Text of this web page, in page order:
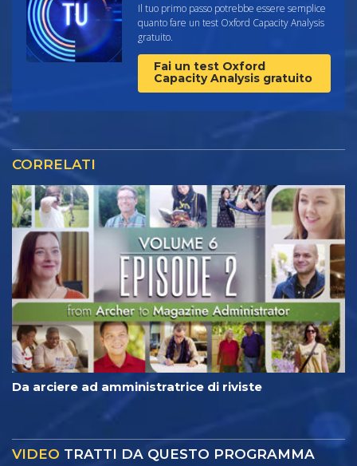
Il tuo primo passo potrebbe essere semplice
quanto fare un test Oxford Capacity Analysis
gratuito.
Fai un test Oxford
Capacity Analysis gratuito
CORRELATI
Da arciere ad amministratrice di riviste
VIDEO TRATTI DA QUESTO PROGRAMMA